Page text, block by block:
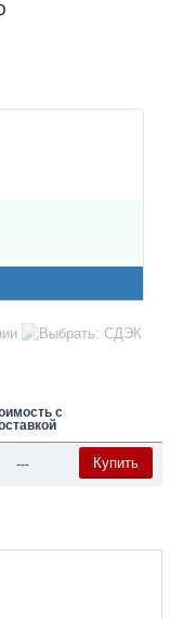
с
--- Купить